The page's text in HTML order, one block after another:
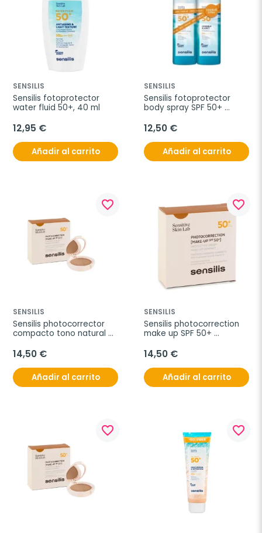
SENSILIS
Sensilis fotoprotector
water fluid 50+, 40 ml
12,95 €
Añadir al carrito
SENSILIS
Sensilis fotoprotector
body spray SPF 50+
12,50 €
Añadir al carrito
favorite_border
SENSILIS
Sensilis photocorrector
compacto tono natural
14,50 €
Añadir al carrito
favorite_border
SENSILIS
Sensilis photocorrection
make up SPF 50+
14,50 €
Añadir al carrito
favorite_border favorite_border